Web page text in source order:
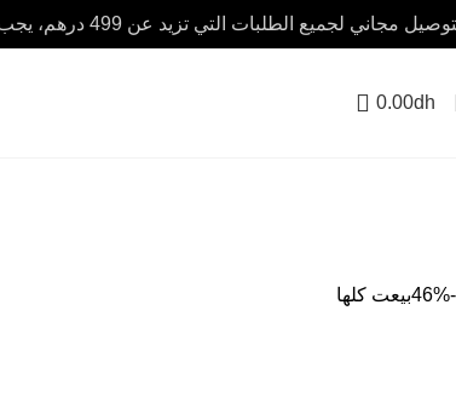
مجاني لجميع الطلبات التي تزيد عن 499 درهم، يجب أن تكون قيمة الطلب 100 درهم على الأقل.
0.00dh
-46% بيعت كلها